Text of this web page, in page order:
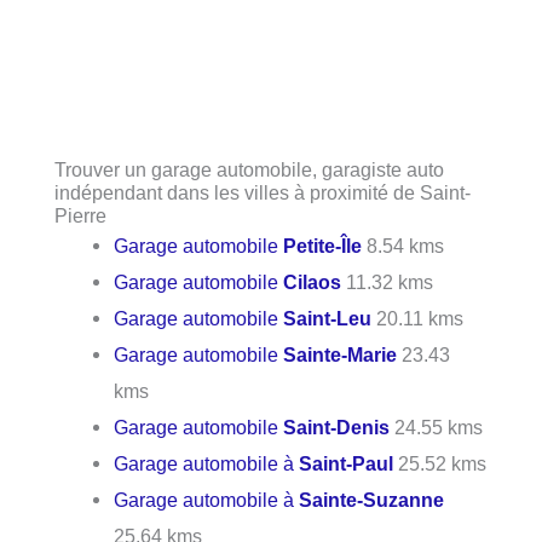
Trouver un garage automobile, garagiste auto
indépendant dans les villes à proximité de Saint-
Pierre
Garage automobile Petite-Île 8.54 kms
Garage automobileCilaos 11.32 kms
Garage automobileSaint-Leu 20.11 kms
Garage automobileSainte-Marie 23.43
kms
Garage automobileSaint-Denis 24.55 kms
Garage automobile àSaint-Paul 25.52 kms
Garage automobile àSainte-Suzanne
25.64 kms